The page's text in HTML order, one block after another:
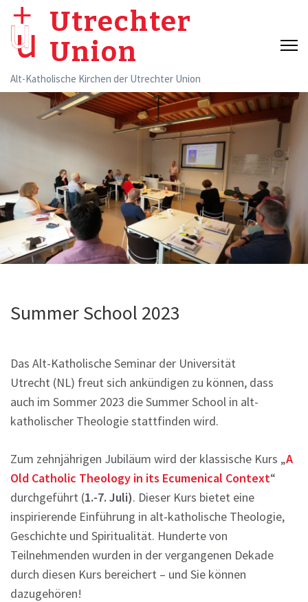
content
Enter)
Utrechter
Union
Alt-Katholische Kirchen der Utrechter Union
Summer School 2023
Das Alt-Katholische Seminar der Universität
Utrecht (NL) freut sich ankündigen zu können, dass
auch im Sommer 2023 die Summer School in alt-
katholischer Theologie stattfinden wird.
Zum zehnjährigen Jubiläum wird der klassische Kurs „A
Old Catholic Theology in its Ecumenical Context“
durchgeführt (1.-7. Juli). Dieser Kurs bietet eine
inspirierende Einführung in alt-katholische Theologie,
Geschichte und Spiritualität. Hunderte von
Teilnehmenden wurden in der vergangenen Dekade
durch diesen Kurs bereichert – und Sie können
dazugehören!